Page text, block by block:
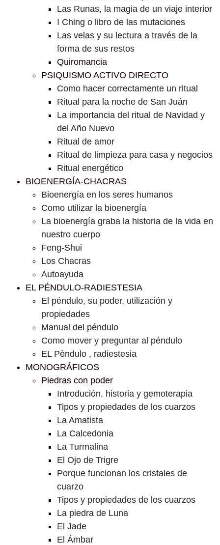
Las Runas, la magia de un viaje interior
I Ching o libro de las mutaciones
Las velas y su lectura a través de la
forma de sus restos
Quiromancia
PSIQUISMO ACTIVO DIRECTO
Como hacer correctamente un ritual
Ritual para la noche de San Juán
La importancia del ritual de Navidad y
del Año Nuevo
Ritual de amor
Ritual de limpieza para casa y negocios
Ritual energético
BIOENERGÍA-CHACRAS
Bioenergía en los seres humanos
Como utilizar la bioenergía
La bioenergía graba la historia de la vida en
nuestro cuerpo
Feng-Shui
Los Chacras
Autoayuda
EL PÉNDULO-RADIESTESIA
El péndulo, su poder, utilización y
propiedades
Manual del péndulo
Como mover y preguntar al péndulo
EL Pèndulo , radiestesia
MONOGRÁFICOS
Piedras con poder
Introdución, historia y gemoterapia
Tipos y propiedades de los cuarzos
La Amatista
La Calcedonia
La Turmalina
El Ojo de Trigre
Porque funcionan los cristales de
cuarzo
Tipos y propiedades de los cuarzos
La piedra de Luna
El Jade
El Ámbar